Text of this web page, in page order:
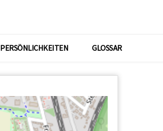
PERSÖNLICHKEITEN GLOSSAR